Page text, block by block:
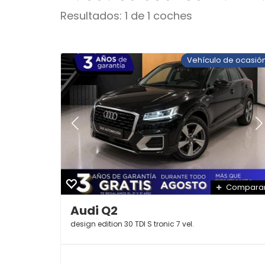
Resultados: 1 de 1 coches
Vehículo de
Audi Q2
design edition 30 TDI S tronic 7 vel.